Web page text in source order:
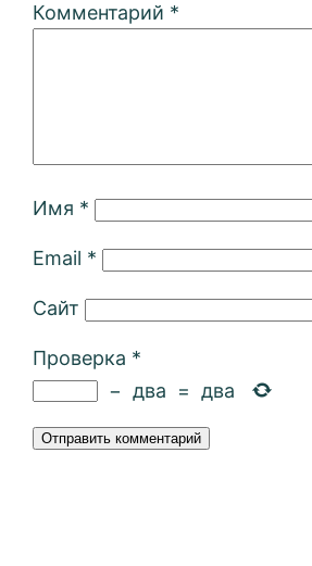
Комментарий *
Имя *
Email *
Сайт
Проверка *
− два = два